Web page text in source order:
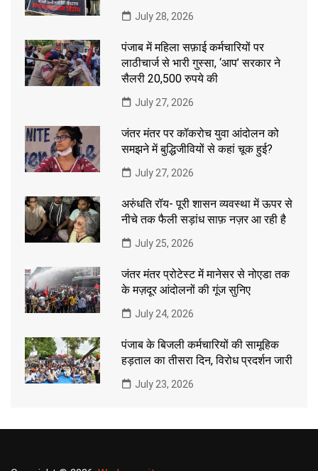
July 28, 2026
पंजाब में महिला सफ़ाई कर्मचारियों पर
लाठीचार्ज से भारी गुस्सा, ‘आप’ सरकार ने
सैलरी 20,500 रुपये की
July 27, 2026
जंतर मंतर पर कॉकरोच युवा आंदोलन को
समझने में बुद्धिजीवियों से कहां चूक हुई?
July 27, 2026
अरुंधति रॉय- पूरी शासन व्यवस्था में ऊपर से
नीचे तक फैली सड़ांध साफ़ नज़र आ रही है
July 25, 2026
जंतर मंतर प्रोटेस्ट में मानेसर से नोएडा तक
के मज़दूर आंदोलनों की गूंज सुनिए
July 24, 2026
पंजाब के बिजली कर्मचारियों की सामूहिक
हड़ताल का तीसरा दिन, विरोध प्रदर्शन जारी
July 23, 2026